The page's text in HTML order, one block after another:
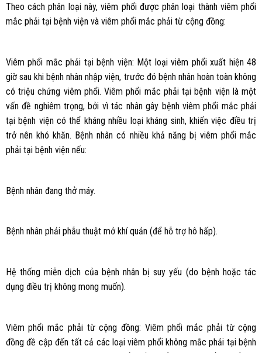
Theo cách phân loại này, viêm phổi được phân loại thành viêm phổi
mắc phải tại bệnh viện và viêm phổi mắc phải từ cộng đồng:
Viêm phổi mắc phải tại bệnh viện: Một loại viêm phổi xuất hiện 48
giờ sau khi bệnh nhân nhập viện, trước đó bệnh nhân hoàn toàn không
có triệu chứng viêm phổi. Viêm phổi mắc phải tại bệnh viện là một
vấn đề nghiêm trọng, bởi vì tác nhân gây bệnh viêm phổi mắc phải
tại bệnh viện có thể kháng nhiều loại kháng sinh, khiến việc điều trị
trở nên khó khăn. Bệnh nhân có nhiều khả năng bị viêm phổi mắc
phải tại bệnh viện nếu:
Bệnh nhân đang thở máy.
Bệnh nhân phải phẫu thuật mở khí quản (để hỗ trợ hô hấp).
Hệ thống miễn dịch của bệnh nhân bị suy yếu (do bệnh hoặc tác
dụng điều trị không mong muốn).
Viêm phổi mắc phải từ cộng đồng: Viêm phổi mắc phải từ cộng
đồng đề cập đến tất cả các loại viêm phổi không mắc phải tại bệnh